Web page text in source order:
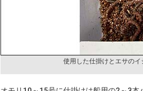
使用した仕掛けとエサのイ